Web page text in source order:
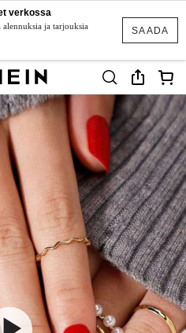
SAADA
verkossa
ja tarjouksia